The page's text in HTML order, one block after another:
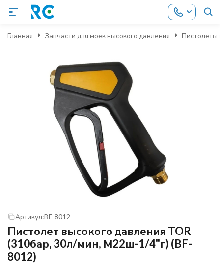
Главная Запчасти для моек высокого давления Пистолеты
Артикул:BF-8012
Пистолет высокого давления TOR
(310бар, 30л/мин, М22ш-1/4"г) (BF-
8012)